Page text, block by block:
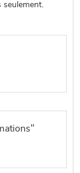
seulement.